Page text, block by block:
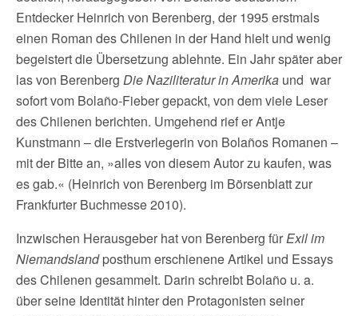
Entdecker Heinrich von Berenberg, der 1995 erstmals
einen Roman des Chilenen in der Hand hielt und wenig
begeistert die Übersetzung ablehnte. Ein Jahr später aber
las von Berenberg Die Naziliteratur in Amerika und war
sofort vom Bolaño-Fieber gepackt, von dem viele Leser
des Chilenen berichten. Umgehend rief er Antje
Kunstmann – die Erstverlegerin von Bolaños Romanen –
mit der Bitte an, »alles von diesem Autor zu kaufen, was
es gab.« (Heinrich von Berenberg im Börsenblatt zur
Frankfurter Buchmesse 2010).
Inzwischen Herausgeber hat von Berenberg fürExil im
Niemandslandposthum erschienene Artikel und Essays
des Chilenen gesammelt. Darin schreibt Bolaño u. a.
über seine Identität hinter den Protagonisten seiner